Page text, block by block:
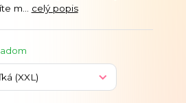
m... celý popis